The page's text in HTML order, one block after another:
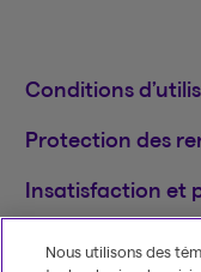
Conditions
Protection des
Insatisfaction et
Nous utilisons des